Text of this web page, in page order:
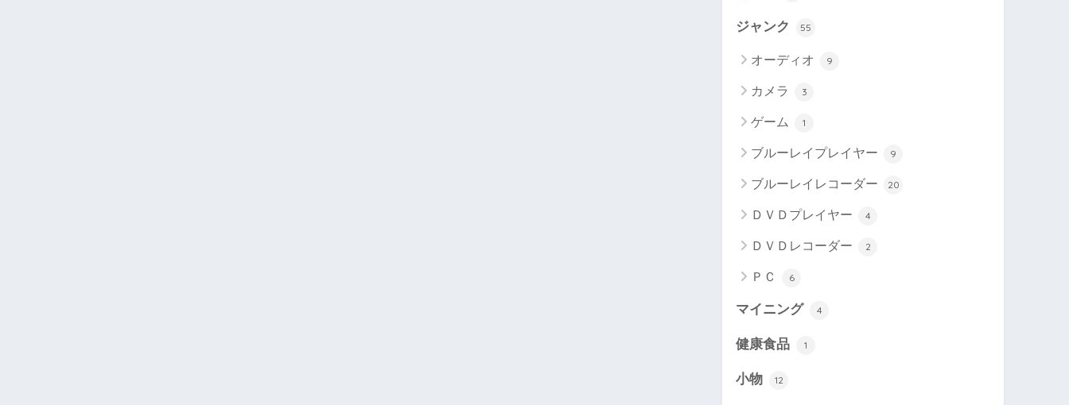
ジャンク 55
オーディオ 9
カメラ 3
ゲーム 1
ブルーレイプレイヤー 9
ブルーレイレコーダー 20
ＤＶＤプレイヤー 4
ＤＶＤレコーダー 2
ＰＣ 6
マイニング 4
健康食品 1
小物 12